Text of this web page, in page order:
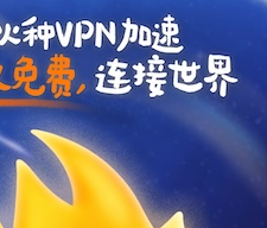
支持[0] 反对
支持